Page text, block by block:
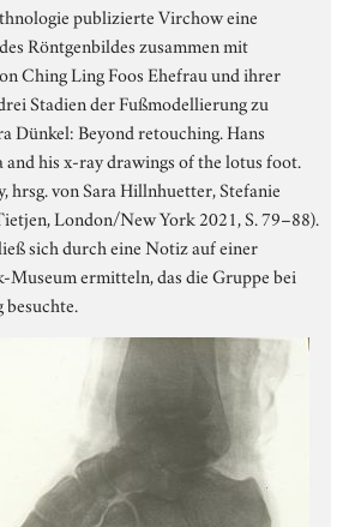
publizierte Virchow eine
Röntgenbildes zusammen mit
Ching Ling Foos Ehefrau und ihrer
Stadien der Fußmodellierung zu
Dünkel: Beyond retouching. Hans
and his x-ray drawings of the lotus foot.
hrsg. von Sara Hillnhuetter, Stefanie
London/New York 2021, S. 79–88).
sich durch eine Notiz auf einer
ermitteln, das die Gruppe bei